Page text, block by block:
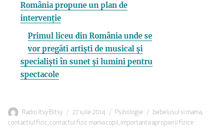
România propune un plan de
intervenție
Primul liceu din România unde se
vor pregăti artiști de musical și
specialiști în sunet și lumini pentru
spectacole
Autor
Radio Itsy Bitsy
Publicat
pe
27 iulie 2014 Categorii
Psihologie Etichete
bebelusul si mama,
contactiul fizic,contactul fizic mama copil , importanta apropierii fizice